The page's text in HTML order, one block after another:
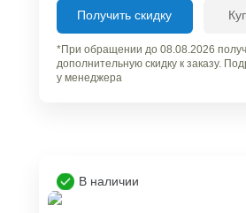
Получить скидку
*При обращении до 08.08.2026
дополнительную скидку к заказу.
у менеджера
В наличии